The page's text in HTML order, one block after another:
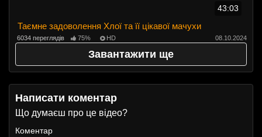
43:03
Таємне задоволення Хлої та її цікавої мачухи
6034 переглядів 75% HD 08.10.2024
Завантажити ще
Написати коментар
Що думаєш про це відео?
Коментар